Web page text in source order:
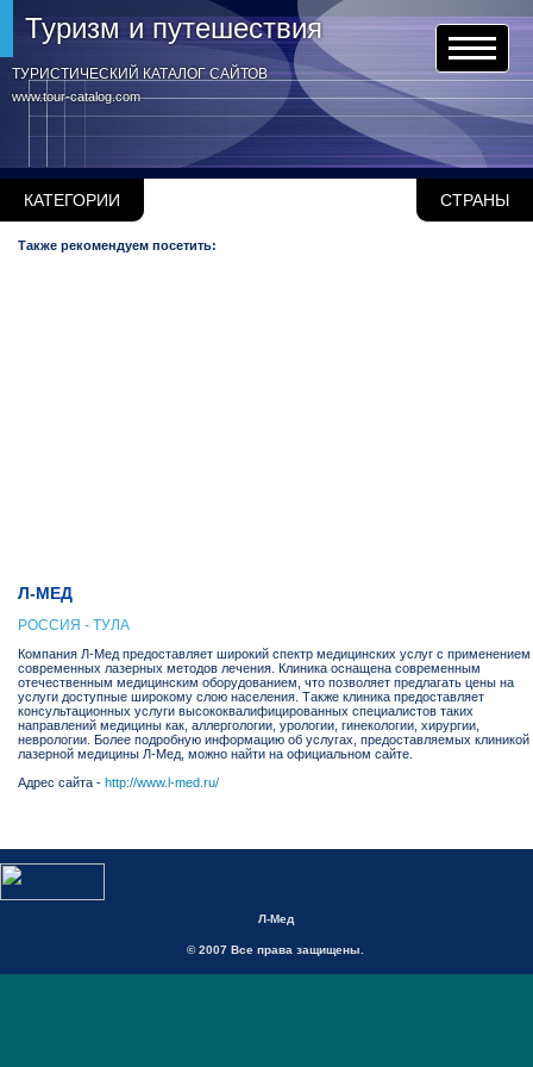
www.tour-catalog.com
Туризм и путешествия
ТУРИСТИЧЕСКИЙ КАТАЛОГ САЙТОВ
КАТЕГОРИИ СТРАНЫ
Также рекомендуем посетить:
Л-МЕД
РОССИЯ - ТУЛА
Компания Л-Мед предоставляет широкий спектр медицинских услуг с применением
современных лазерных методов лечения. Клиника оснащена современным
отечественным медицинским оборудованием, что позволяет предлагать цены на
услуги доступные широкому слою населения. Также клиника предоставляет
консультационных услуги высококвалифицированных специалистов таких
направлений медицины как, аллергологии, урологии, гинекологии, хирургии,
неврологии. Более подробную информацию об услугах, предоставляемых клиникой
лазерной медицины Л-Мед, можно найти на официальном сайте.
Адрес сайта - http://www.l-med.ru/
Л-Мед
© 2007 Все права защищены.